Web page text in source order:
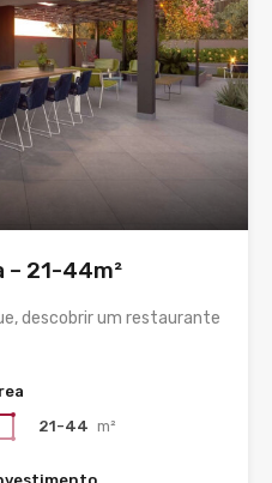
– 21-44m²
descobrir um restaurante
21-44 m²